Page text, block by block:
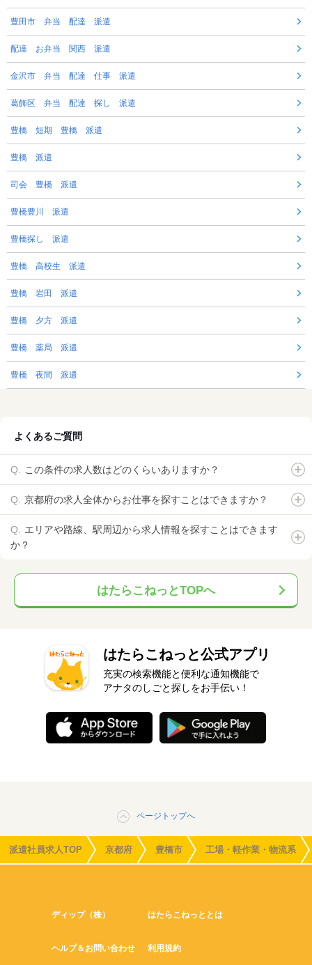
豊田市 弁当 配達 派遣
配達 お弁当 関西 派遣
金沢市 弁当 配達 仕事 派遣
葛飾区 弁当 配達 探し 派遣
豊橋 短期 豊橋 派遣
豊橋 派遣
司会 豊橋 派遣
豊橋豊川 派遣
豊橋探し 派遣
豊橋 高校生 派遣
豊橋 岩田 派遣
豊橋 夕方 派遣
豊橋 薬局 派遣
豊橋 夜間 派遣
よくあるご質問
この条件の求人数はどのくらいありますか？
京都府の求人全体からお仕事を探すことはできますか？
エリアや路線、駅周辺から求人情報を探すことはできます
か？
はたらこねっとTOPへ
はたらこねっと公式アプリ
充実の検索機能と便利な通知機能で
アナタのしごと探しをお手伝い！
ページトップへ
派遣社員求人TOP 京都府 豊橋市 工場・軽作業・物流系
ディップ（株） はたらこねっととは
ヘルプ＆お問い合わせ 利用規約